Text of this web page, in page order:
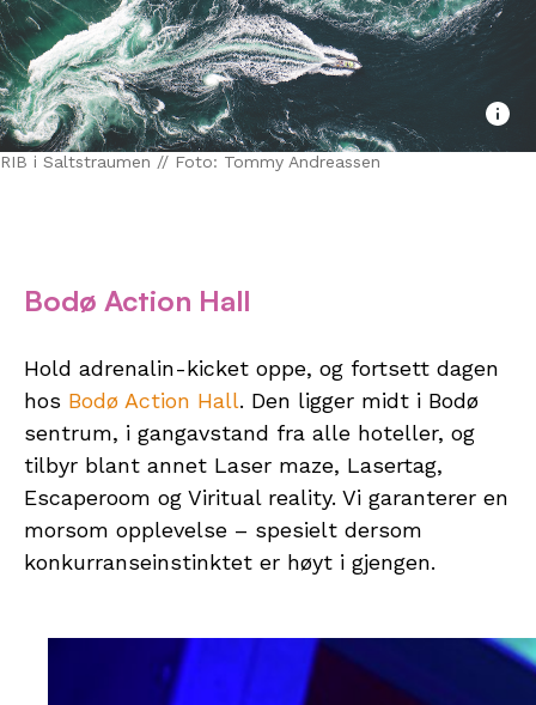
RIB i Saltstraumen // Foto: Tommy Andreassen
Bodø Action Hall
Hold adrenalin-kicket oppe, og fortsett dagen
hos Bodø Action Hall. Den ligger midt i Bodø
sentrum, i gangavstand fra alle hoteller, og
tilbyr blant annet Laser maze, Lasertag,
Escaperoom og Viritual reality. Vi garanterer en
morsom opplevelse – spesielt dersom
konkurranseinstinktet er høyt i gjengen.